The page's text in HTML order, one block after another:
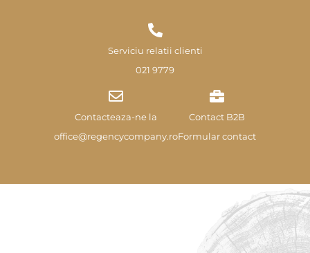
Serviciu relatii clienti
021 9779
Contacteaza-ne la
office@regencycompany.ro
Contact B2B
Formular contact